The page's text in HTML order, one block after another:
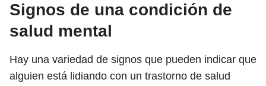
Signos de una condición de
salud mental
Hay una variedad de signos que pueden indicar que
alguien está lidiando con un trastorno de salud